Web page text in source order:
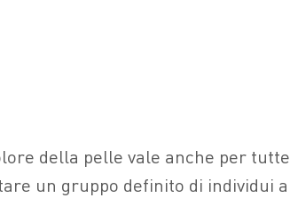
della pelle vale anche per tutte
un gruppo definito di individui a